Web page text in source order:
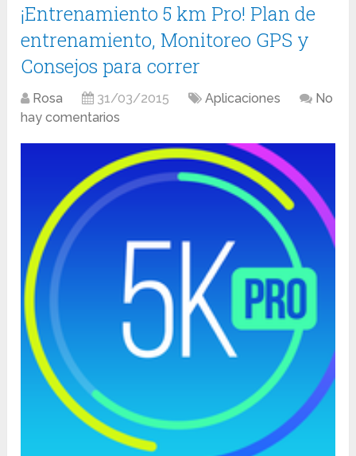
¡Entrenamiento 5 km Pro! Plan de
entrenamiento, Monitoreo GPS y
Consejos para correr
Rosa 31/03/2015 Aplicaciones
No
hay comentarios